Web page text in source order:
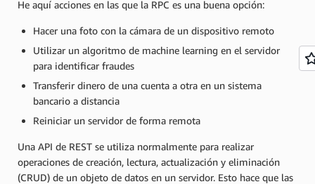
He aquí acciones en las que la RPC es una buena opción:
Hacer una foto con la cámara de un dispositivo remoto
Utilizar un algoritmo de machine learning en el servidor
para identificar fraudes
Transferir dinero de una cuenta a otra en un sistema
bancario a distancia
Reiniciar un servidor de forma remota
Una API de REST se utiliza normalmente para realizar
operaciones de creación, lectura, actualización y eliminación
(CRUD) de un objeto de datos en un servidor. Esto hace que las